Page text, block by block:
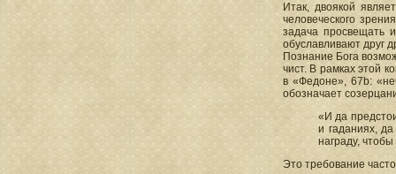
Итак, двоякой
человеческого
задача просвещать
обуславливают друг
Познание Бога
чист. В рамках этой
в «Федоне», 67b:
обозначает
«И да
и гаданиях,
награду,
Это требование